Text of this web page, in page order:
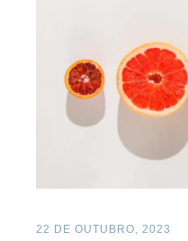
22 DE OUTUBRO, 2023